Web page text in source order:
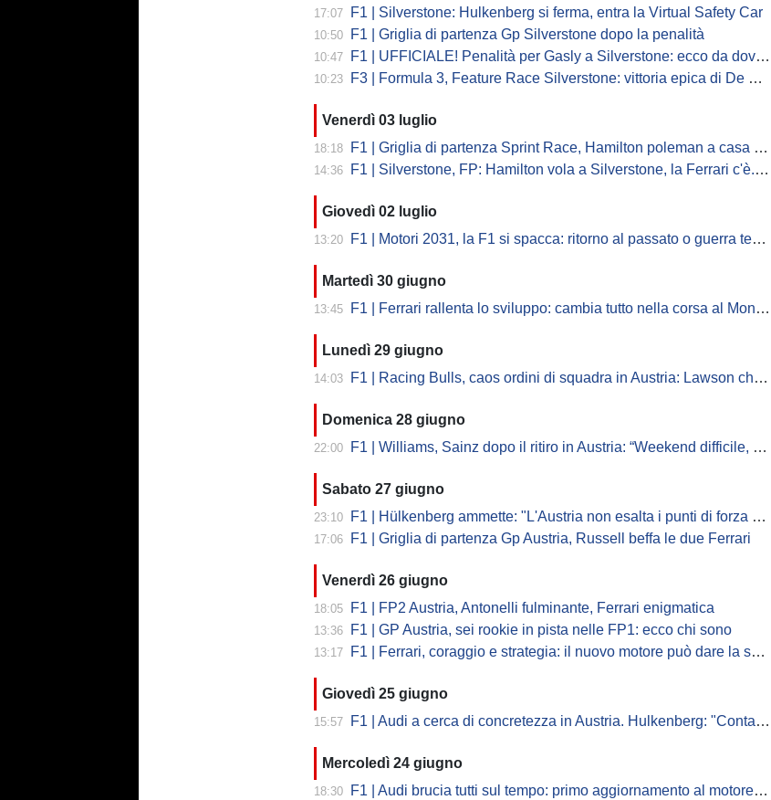
17:07 F1 | Silverstone: Hulkenberg si ferma, entra la Virtual Safety Car
10:50 F1 | Griglia di partenza Gp Silverstone dopo la penalità
10:47 F1 | UFFICIALE! Penalità per Gasly a Silverstone: ecco da dove parte
10:23 F3 | Formula 3, Feature Race Silverstone: vittoria epica di De Palo!
Venerdì 03 luglio
18:18 F1 | Griglia di partenza Sprint Race, Hamilton poleman a casa sua
14:36 F1 | Silverstone, FP: Hamilton vola a Silverstone, la Ferrari c'è. Antonelli insegue
Giovedì 02 luglio
13:20 F1 | Motori 2031, la F1 si spacca: ritorno al passato o guerra tecnologica?
Martedì 30 giugno
13:45 F1 | Ferrari rallenta lo sviluppo: cambia tutto nella corsa al Mondiale
Lunedì 29 giugno
14:03 F1 | Racing Bulls, caos ordini di squadra in Austria: Lawson chiede chiarimenti
Domenica 28 giugno
22:00 F1 | Williams, Sainz dopo il ritiro in Austria: “Weekend difficile, ma c’è potenziale”
Sabato 27 giugno
23:10 F1 | Hülkenberg ammette: "L'Austria non esalta i punti di forza dell'Audi"
17:06 F1 | Griglia di partenza Gp Austria, Russell beffa le due Ferrari
Venerdì 26 giugno
18:05 F1 | FP2 Austria, Antonelli fulminante, Ferrari enigmatica
13:36 F1 | GP Austria, sei rookie in pista nelle FP1: ecco chi sono
13:17 F1 | Ferrari, coraggio e strategia: il nuovo motore può dare la spinta mondiale
Giovedì 25 giugno
15:57 F1 | Audi a cerca di concretezza in Austria. Hulkenberg: "Contano solo i punti"
Mercoledì 24 giugno
18:30 F1 | Audi brucia tutti sul tempo: primo aggiornamento al motore già in pista